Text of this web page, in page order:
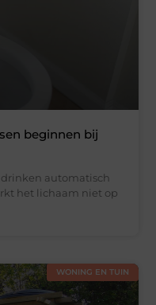
beginnen bij
automatisch
het lichaam niet op
WONING EN TUIN